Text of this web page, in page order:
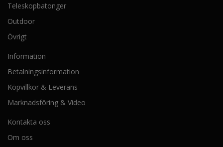
Teleskopbatonger
Outdoor
Övrigt
Information
Betalningsinformation
Köpvillkor & Leverans
Marknadsföring & Video
Kontakta oss
Om oss